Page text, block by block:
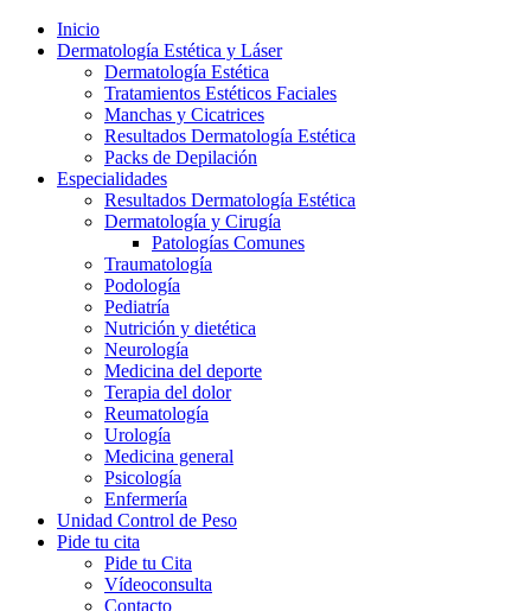
Inicio
Dermatología Estética y Láser
Dermatología Estética
Tratamientos Estéticos Faciales
Manchas y Cicatrices
Resultados Dermatología Estética
Packs de Depilación
Especialidades
Resultados Dermatología Estética
Dermatología y Cirugía
Patologías Comunes
Traumatología
Podología
Pediatría
Nutrición y dietética
Neurología
Medicina del deporte
Terapia del dolor
Reumatología
Urología
Medicina general
Psicología
Enfermería
Unidad Control de Peso
Pide tu cita
Pide tu Cita
Vídeoconsulta
Contacto